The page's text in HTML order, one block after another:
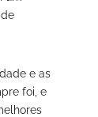
e as
foi, e